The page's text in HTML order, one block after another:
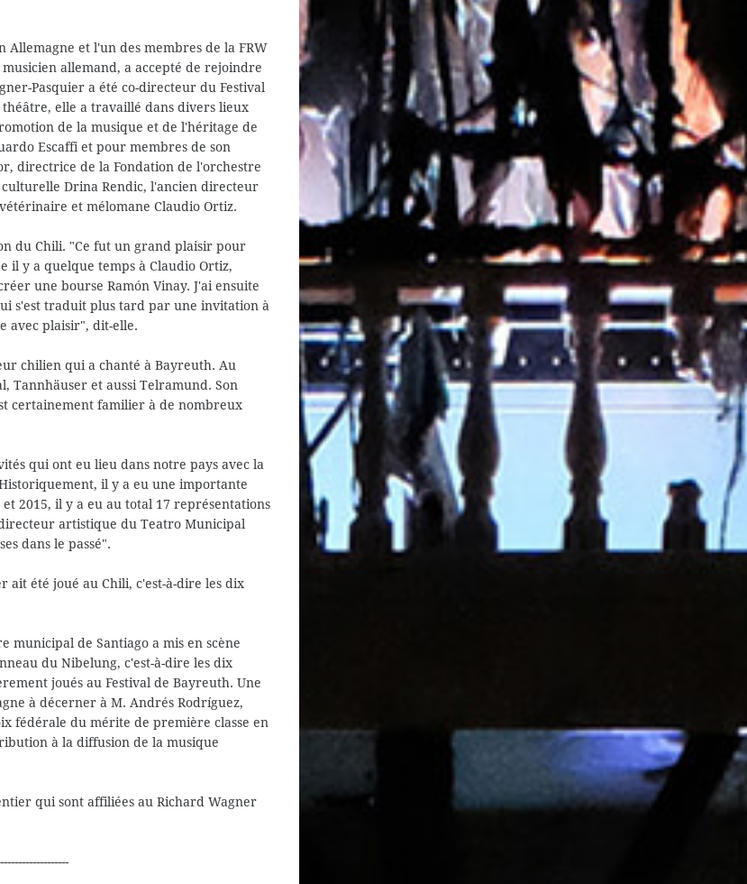
et l'un des membres de la FRW
allemand, a accepté de rejoindre
Pasquier a été co-directeur du Festival
elle a travaillé dans divers lieux
de la musique et de l'héritage de
Escaffi et pour membres de son
directrice de la Fondation de l'orchestre
culturelle Drina Rendic, l'ancien directeur
vétérinaire et mélomane Claudio Ortiz.
du Chili. "Ce fut un grand plaisir pour
il y a quelque temps à Claudio Ortiz,
une bourse Ramón Vinay. J'ai ensuite
s'est traduit plus tard par une invitation à
avec plaisir", dit-elle.
chilien qui a chanté à Bayreuth. Au
Tannhäuser et aussi Telramund. Son
certainement familier à de nombreux
qui ont eu lieu dans notre pays avec la
il y a eu une importante
2015, il y a eu au total 17 représentations
artistique du Teatro Municipal
dans le passé".
ait été joué au Chili, c'est-à-dire les dix
municipal de Santiago a mis en scène
du Nibelung, c'est-à-dire les dix
joués au Festival de Bayreuth. Une
à décerner à M. Andrés Rodríguez,
fédérale du mérite de première classe en
à la diffusion de la musique
qui sont affiliées au Richard Wagner